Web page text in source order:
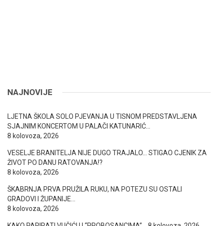
NAJNOVIJE
LJETNA ŠKOLA SOLO PJEVANJA U TISNOM PREDSTAVLJENA
SJAJNIM KONCERTOM U PALAČI KATUNARIĆ…
8 kolovoza, 2026
VESELJE BRANITELJA NIJE DUGO TRAJALO… STIGAO CJENIK ZA
ŽIVOT PO DANU RATOVANJA!?
8 kolovoza, 2026
ŠKABRNJA PRVA PRUŽILA RUKU, NA POTEZU SU OSTALI
GRADOVI I ŽUPANIJE…
8 kolovoza, 2026